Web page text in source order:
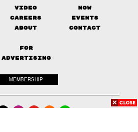
Video
Now
Careers
Events
About Contact
FOR
ADVERTISING
MEMBERSHIP